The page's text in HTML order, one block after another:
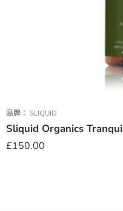
品牌： SLIQUID
Sliquid Organics
£150.00